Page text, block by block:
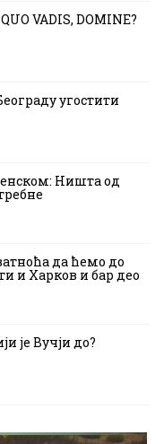
VADIS, DOMINE?
угостити
Ништа од
да ћемо до
и Харков и бар део
је Вучји до?